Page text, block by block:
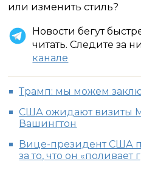
или изменить стиль?
Новости бегут
читать. Следите за
канале
Трамп: мы можем
США ожидают визиты
Вашингтон
Вице-президент США
за то, что он «поливает